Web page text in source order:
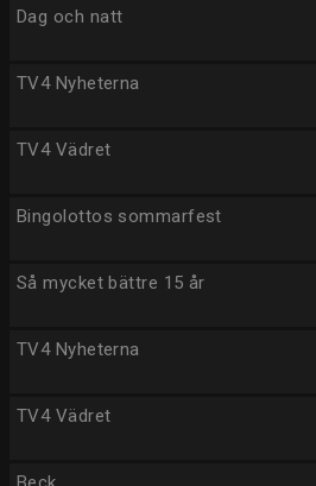
Dag och natt
TV4 Nyheterna
TV4 Vädret
Bingolottos sommarfest
Så mycket bättre 15 år
TV4 Nyheterna
TV4 Vädret